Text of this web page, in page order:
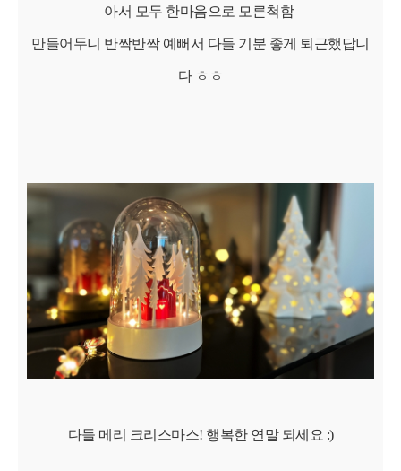
아서 모두 한마음으로 모른척함
만들어두니 반짝반짝 예뻐서 다들 기분 좋게 퇴근했답니
다 ㅎㅎ
다들 메리 크리스마스! 행복한 연말 되세요 :)